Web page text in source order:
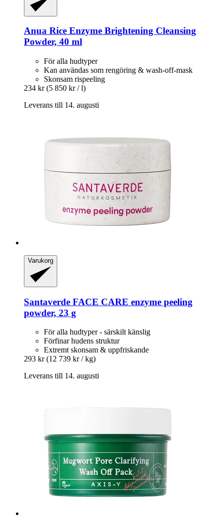
Anua Rice Enzyme Brightening Cleansing
Powder, 40 ml
För alla hudtyper
Kan användas som rengöring & wash-off-mask
Skonsam rispeeling
234 kr (5 850 kr / l)
Leverans till 14. augusti
Varukorg
Santaverde FACE CARE enzyme peeling
powder, 23 g
För alla hudtyper - särskilt känslig
Förfinar hudens struktur
Extremt skonsam & uppfriskande
293 kr (12 739 kr / kg)
Leverans till 14. augusti